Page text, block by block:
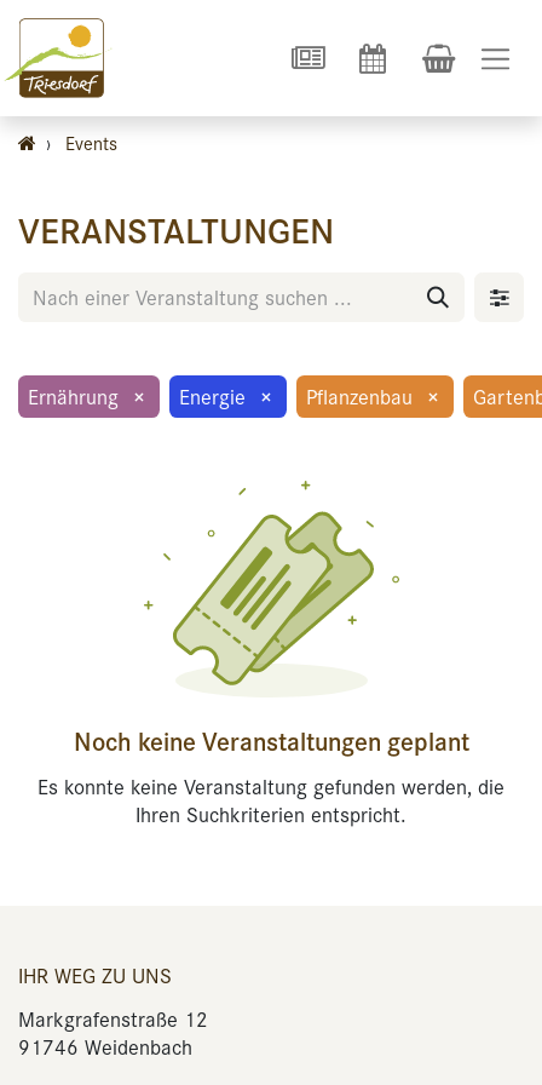
› Events
VERANSTALTUNGEN
Ernährung × Energie × Pflanzenbau ×
Noch keine Veranstaltungen geplant
Es konnte keine Veranstaltung gefunden werden, die
Ihren Suchkriterien entspricht.
IHR WEG ZU UNS
Markgrafenstraße 12
91746 Weidenbach